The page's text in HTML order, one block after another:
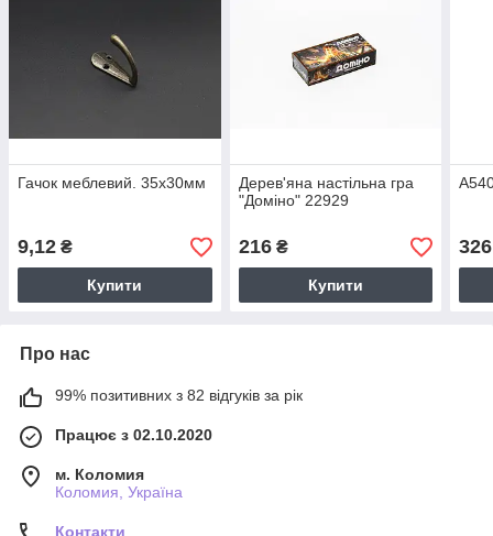
Гачок меблевий. 35х30мм
9,12 ₴
Купити
Дерев'яна настільна гра
"Доміно" 22929
216₴
Купити
326
Про нас
99% позитивних з 82 відгуків за рік
Працює з 02.10.2020
м. Коломия
Коломия, Україна
Контакти